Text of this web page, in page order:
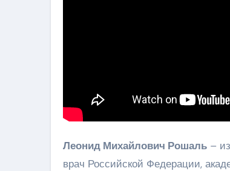
Леонид Михайлович Рошаль –
врач Российской Федерации,